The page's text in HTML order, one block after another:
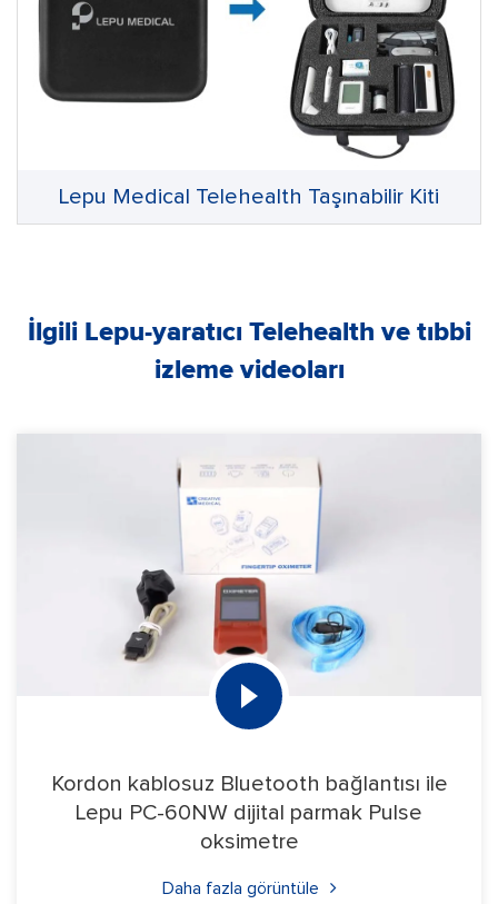
Lepu Medical Telehealth Taşınabilir Kiti
İlgili Lepu-yaratıcı Telehealth ve tıbbi
izleme videoları
Kordon kablosuz Bluetooth bağlantısı ile
Lepu PC-60NW dijital parmak Pulse
oksimetre
Daha fazla görüntüle